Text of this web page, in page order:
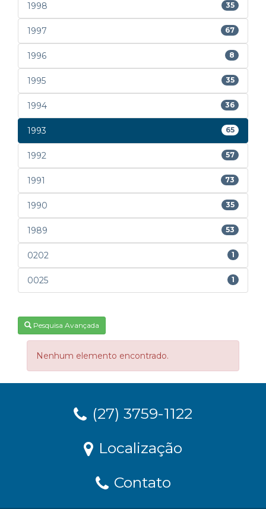
1998 35
1997 67
1996 8
1995 35
1994 36
1993 65
1992 57
1991 73
1990 35
1989 53
0202 1
0025 1
Pesquisa Avançada
Nenhum elemento encontrado.
(27) 3759-1122
Localização
Contato